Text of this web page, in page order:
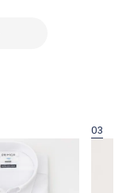
03